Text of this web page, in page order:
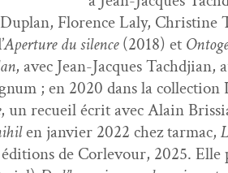
Flo­rence Laly, Chris­tine
Aper­ture du silence(2018) et
, avec Jean-Jacques
; en 2020 dans la
, un recueil écrit avec Alain
en jan­vi­er 2022 chez tar­mac,
de Cor­levour, 2025.